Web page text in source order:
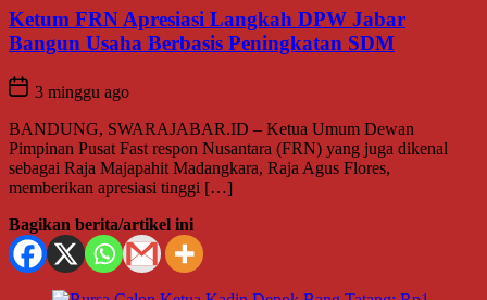
Ketum FRN Apresiasi Langkah DPW Jabar
Bangun Usaha Berbasis Peningkatan SDM
3 minggu ago
BANDUNG, SWARAJABAR.ID – Ketua Umum Dewan
Pimpinan Pusat Fast respon Nusantara (FRN) yang juga dikenal
sebagai Raja Majapahit Madangkara, Raja Agus Flores,
memberikan apresiasi tinggi […]
Bagikan berita/artikel ini